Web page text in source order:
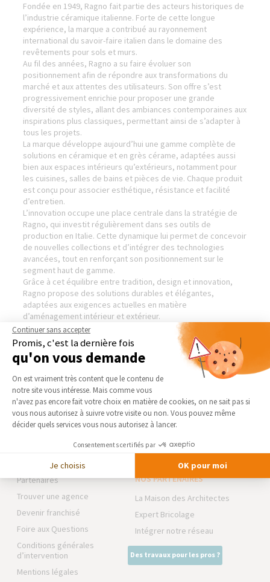
Fondée en 1949, Ragno fait partie des acteurs historiques de
l’industrie céramique italienne. Forte de cette longue
expérience, la marque a contribué au rayonnement
international du savoir-faire italien dans le domaine des
revêtements pour sols et murs.
Au fil des années, Ragno a su faire évoluer son
positionnement afin de répondre aux transformations du
marché et aux attentes des utilisateurs. Son offre s’est
progressivement enrichie pour proposer une grande
diversité de styles, allant des ambiances contemporaines aux
inspirations plus classiques, permettant ainsi de s’adapter à
tous les projets.
La marque développe aujourd’hui une gamme complète de
solutions en céramique et en grès cérame, adaptées aussi
bien aux espaces intérieurs qu’extérieurs, notamment pour
les cuisines, salles de bains et pièces de vie. Chaque produit
est conçu pour associer esthétique, résistance et facilité
d’entretien.
L’innovation occupe une place centrale dans la stratégie de
Ragno, qui investit régulièrement dans ses outils de
production en Italie. Cette dynamique lui permet de concevoir
de nouvelles collections et d’intégrer des technologies
avancées, tout en renforçant son positionnement sur le
segment haut de gamme.
Grâce à cet équilibre entre tradition, design et innovation,
Ragno propose des solutions durables et élégantes,
adaptées aux exigences actuelles en matière
d’aménagement intérieur et extérieur.
Visiter le site de notre partenaire :
Ragno — Revêtements
sols et murs
LA MAISON DES TRAVAUX
PERPIGNAN - RÉNOVATION &
EXTENSION
Qui sommes-nous
Notre charte qualité
Partenaires
Trouver une agence
Devenir franchisé
Foire aux Questions
Conditions générales
d’intervention
Mentions légales
NOS DOMAINES
D’INTERVENTION
EXTENSION
TRAVAUX EXTÉRIEURS
NOS PARTENAIRES
La Maison des Architectes
Expert Bricolage
Intégrer notre réseau
Des travaux pour les pros ?
Continuer sans accepter
Promis, c'est la dernière fois
qu'on vous demande
Plateforme de Gestion du
On est vraiment très content que le contenu de
notre site vous intéresse. Mais comme vous
n'avez pas encore fait votre choix en matière de cookies, on ne sait pas si
vous nous autorisez à suivre votre visite ou non. Vous pouvez même
décider quels services vous nous autorisez à lancer.
Consentements certifiés par
Je choisis OK pour moi
Axeptio consent